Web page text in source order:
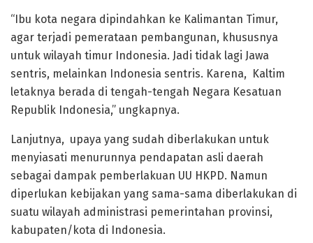
“Ibu kota negara dipindahkan ke Kalimantan Timur,
agar terjadi pemerataan pembangunan, khususnya
untuk wilayah timur Indonesia. Jadi tidak lagi Jawa
sentris, melainkan Indonesia sentris. Karena, Kaltim
letaknya berada di tengah-tengah Negara Kesatuan
Republik Indonesia,” ungkapnya.
Lanjutnya, upaya yang sudah diberlakukan untuk
menyiasati menurunnya pendapatan asli daerah
sebagai dampak pemberlakuan UU HKPD. Namun
diperlukan kebijakan yang sama-sama diberlakukan di
suatu wilayah administrasi pemerintahan provinsi,
kabupaten/kota di Indonesia.